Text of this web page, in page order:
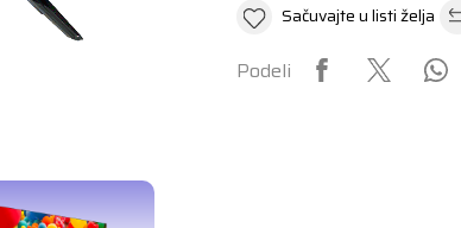
Sačuvajte u listi želja
Podeli